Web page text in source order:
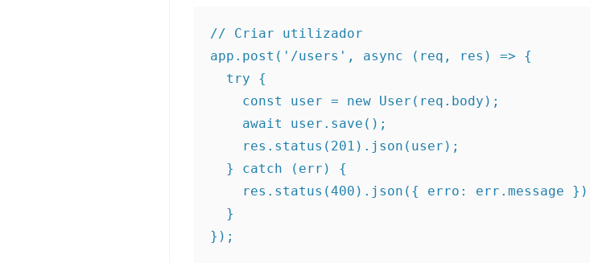
// Criar utilizador
app.post('/users', async (req, res) => {
});